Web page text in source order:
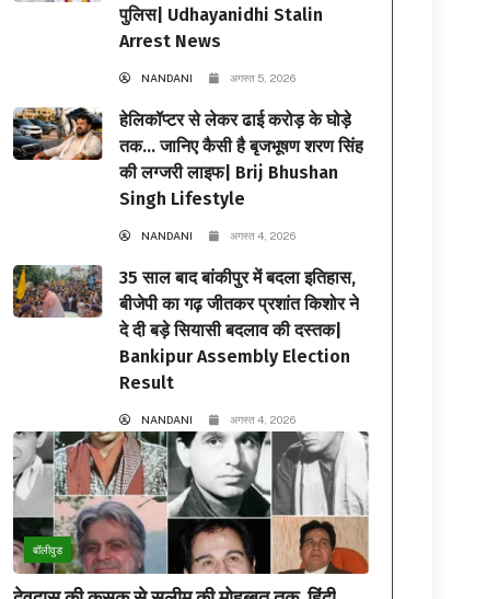
पुलिस| Udhayanidhi Stalin
Arrest News
NANDANI अगस्त 5, 2026
हेलिकॉप्टर से लेकर ढाई करोड़ के घोड़े
तक… जानिए कैसी है बृजभूषण शरण सिंह
की लग्जरी लाइफ| Brij Bhushan
Singh Lifestyle
NANDANI अगस्त 4, 2026
35 साल बाद बांकीपुर में बदला इतिहास,
बीजेपी का गढ़ जीतकर प्रशांत किशोर ने
दे दी बड़े सियासी बदलाव की दस्तक|
Bankipur Assembly Election
Result
NANDANI अगस्त 4, 2026
बॉलीवुड